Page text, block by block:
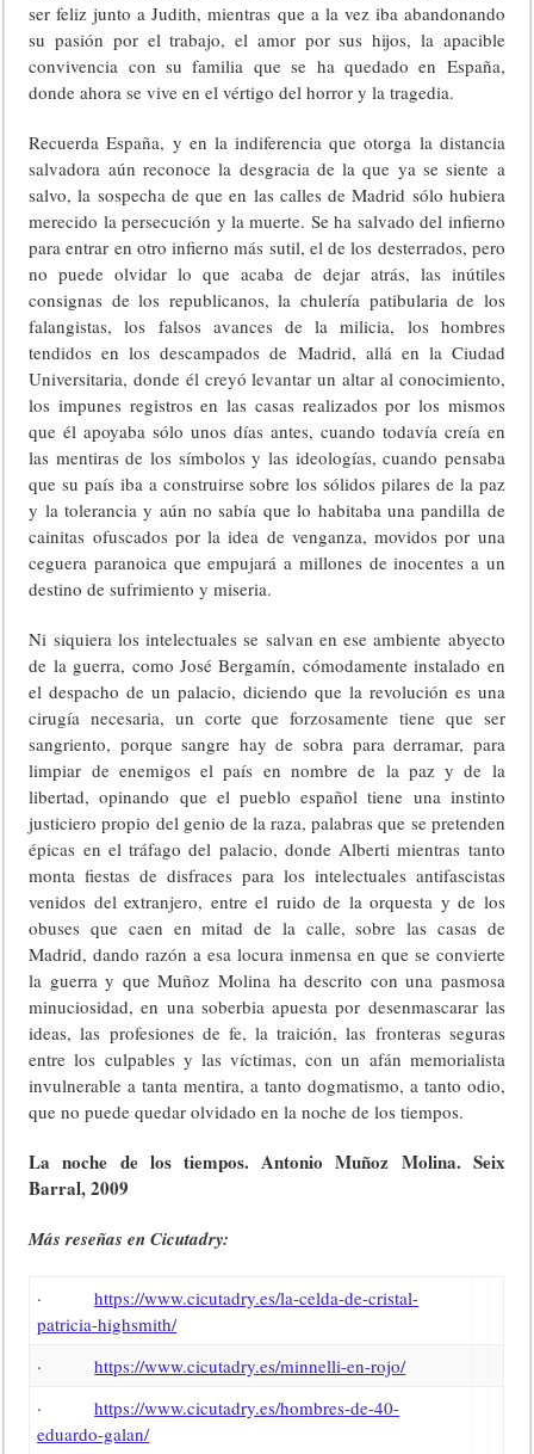
ser feliz junto a Judith, mientras que a la vez iba abandonando
su pasión por el trabajo, el amor por sus hijos, la apacible
convivencia con su familia que se ha quedado en España,
donde ahora se vive en el vértigo del horror y la tragedia.
Recuerda España, y en la indiferencia que otorga la distancia
salvadora aún reconoce la desgracia de la que ya se siente a
salvo, la sospecha de que en las calles de Madrid sólo hubiera
merecido la persecución y la muerte. Se ha salvado del infierno
para entrar en otro infierno más sutil, el de los desterrados, pero
no puede olvidar lo que acaba de dejar atrás, las inútiles
consignas de los republicanos, la chulería patibularia de los
falangistas, los falsos avances de la milicia, los hombres
tendidos en los descampados de Madrid, allá en la Ciudad
Universitaria, donde él creyó levantar un altar al conocimiento,
los impunes registros en las casas realizados por los mismos
que él apoyaba sólo unos días antes, cuando todavía creía en
las mentiras de los símbolos y las ideologías, cuando pensaba
que su país iba a construirse sobre los sólidos pilares de la paz
y la tolerancia y aún no sabía que lo habitaba una pandilla de
cainitas ofuscados por la idea de venganza, movidos por una
ceguera paranoica que empujará a millones de inocentes a un
destino de sufrimiento y miseria.
Ni siquiera los intelectuales se salvan en ese ambiente abyecto
de la guerra, como José Bergamín, cómodamente instalado en
el despacho de un palacio, diciendo que la revolución es una
cirugía necesaria, un corte que forzosamente tiene que ser
sangriento, porque sangre hay de sobra para derramar, para
limpiar de enemigos el país en nombre de la paz y de la
libertad, opinando que el pueblo español tiene una instinto
justiciero propio del genio de la raza, palabras que se pretenden
épicas en el tráfago del palacio, donde Alberti mientras tanto
monta fiestas de disfraces para los intelectuales antifascistas
venidos del extranjero, entre el ruido de la orquesta y de los
obuses que caen en mitad de la calle, sobre las casas de
Madrid, dando razón a esa locura inmensa en que se convierte
la guerra y que Muñoz Molina ha descrito con una pasmosa
minuciosidad, en una soberbia apuesta por desenmascarar las
ideas, las profesiones de fe, la traición, las fronteras seguras
entre los culpables y las víctimas, con un afán memorialista
invulnerable a tanta mentira, a tanto dogmatismo, a tanto odio,
que no puede quedar olvidado en la noche de los tiempos.
La noche de los tiempos. Antonio Muñoz Molina. Seix
Barral, 2009
Más reseñas en Cicutadry:
·https://www.cicutadry.es/la-celda-de-cristal-
patricia-highsmith/
·https://www.cicutadry.es/minnelli-en-rojo/
·https://www.cicutadry.es/hombres-de-40-
eduardo-galan/